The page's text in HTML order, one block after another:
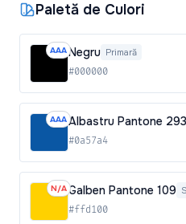
Paletă de Culori
AAANegru Primară
#000000
AAAAlbastru Pantone
#0a57a4
N/AGalben Pantone 109
#ffd100